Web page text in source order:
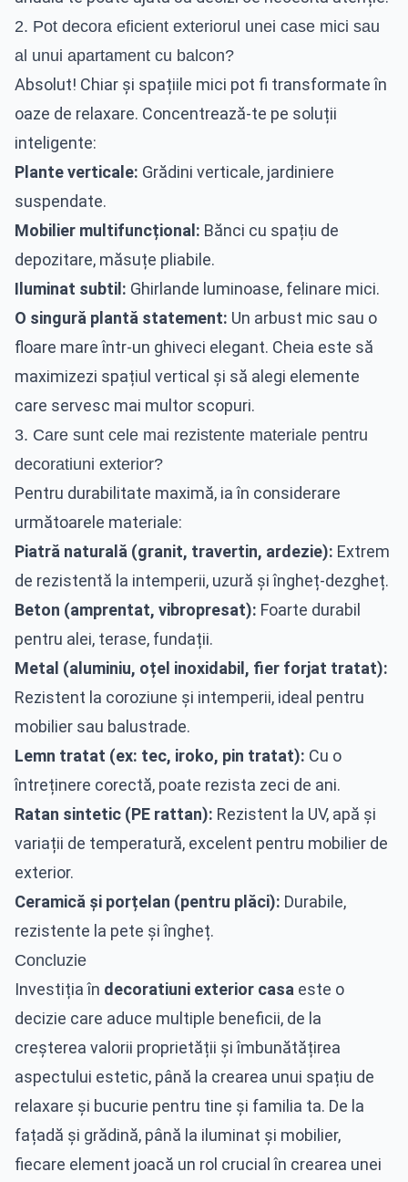
2. Pot decora eficient exteriorul unei case mici sau
al unui apartament cu balcon?
Absolut! Chiar și spațiile mici pot fi transformate în
oaze de relaxare. Concentrează-te pe soluții
inteligente:
Plante verticale: Grădini verticale, jardiniere
suspendate.
Mobilier multifuncțional: Bănci cu spațiu de
depozitare, măsuțe pliabile.
Iluminat subtil: Ghirlande luminoase, felinare mici.
O singură plantă statement: Un arbust mic sau o
floare mare într-un ghiveci elegant. Cheia este să
maximizezi spațiul vertical și să alegi elemente
care servesc mai multor scopuri.
3. Care sunt cele mai rezistente materiale pentru
decoratiuni exterior?
Pentru durabilitate maximă, ia în considerare
următoarele materiale:
Piatră naturală (granit, travertin, ardezie): Extrem
de rezistentă la intemperii, uzură și îngheț-dezgheț.
Beton (amprentat, vibropresat): Foarte durabil
pentru alei, terase, fundații.
Metal (aluminiu, oțel inoxidabil, fier forjat tratat):
Rezistent la coroziune și intemperii, ideal pentru
mobilier sau balustrade.
Lemn tratat (ex: tec, iroko, pin tratat): Cu o
întreținere corectă, poate rezista zeci de ani.
Ratan sintetic (PE rattan): Rezistent la UV, apă și
variații de temperatură, excelent pentru mobilier de
exterior.
Ceramică și porțelan (pentru plăci): Durabile,
rezistente la pete și îngheț.
Concluzie
Investiția în decoratiuni exterior casa este o
decizie care aduce multiple beneficii, de la
creșterea valorii proprietății și îmbunătățirea
aspectului estetic, până la crearea unui spațiu de
relaxare și bucurie pentru tine și familia ta. De la
fațadă și grădină, până la iluminat și mobilier,
fiecare element joacă un rol crucial în crearea unei